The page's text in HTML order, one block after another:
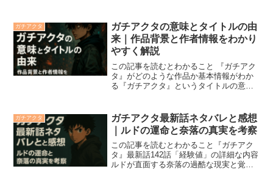
送スケジュール・配信サービス最新情報
公式X（旧T...
ガチアクタ
ガチアクタの意味とタイトルの由
来｜作品背景と作者情報をわかり
やすく解説
この記事を読むとわかること 『ガチアク
タ』がどのような作品か基本情報がわか
る『ガチアクタ』というタイトルの意味
品に込められた作者の想いや背景がわか
る社会問題・階級社会・...
ガチアクタ
ガチアクタ最新話ネタバレと感想
｜ルドの運命と奈落の真実を考察
この記事を読むとわかること『ガチアク
タ』最新話142話「経験値」の詳細な内容
ルドが直面する奈落の過酷な現実と覚悟